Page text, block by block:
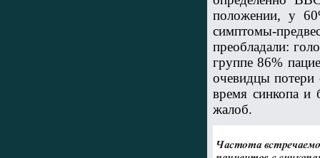
положении, у
симптомы-
преобладали:
группе 86%
очевидцы
время синкопа и
жалоб.